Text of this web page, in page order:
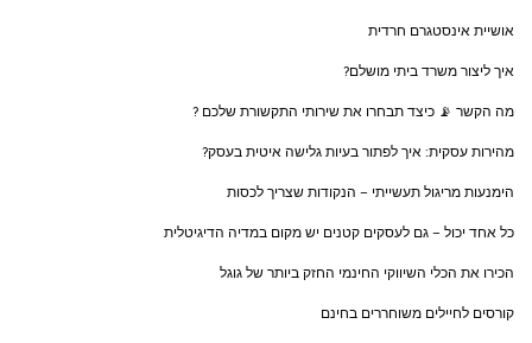
אושיית אינסטגרם חרדית
איך ליצור משרד ביתי מושלם?
מה הקשר 📡 כיצד תבחרו את שירותי התקשורת שלכם ?
מהירות עסקית: איך לפתור בעיות גלישה איטית בעסק?
הימנעות מריגול תעשייתי – הנקודות שצריך לכסות
כל אחד יכול – גם לעסקים קטנים יש מקום במדיה הדיגיטלית
הכירו את הכלי השיווקי החינמי החזק ביותר של גוגל
קורסים לחיילים משוחררים בחינם